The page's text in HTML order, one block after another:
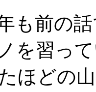
も前の
を習っ
ほどの